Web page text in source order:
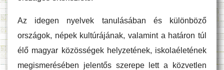
Az idegen nyelvek tanulásában és különböző
országok, népek kultúrájának, valamint a határon túl
élő magyar közösségek helyzetének, iskolaéletének
megismerésében jelentős szerepe lett a közvetlen